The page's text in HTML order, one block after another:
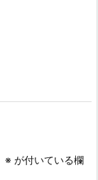
※ が付いている欄